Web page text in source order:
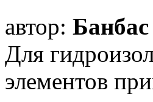
автор: Банбас
Для
элементов